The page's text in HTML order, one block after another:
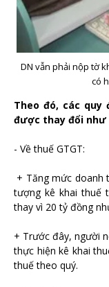
DN vẫn phải nộp tờ
có
Theo đó, các quy
được thay đổi như
- Về thuế GTGT:
+ Tăng mức doanh
tượng kê khai thuế
thay vì 20 tỷ đồng
+ Trước đây, người
thực hiện kê khai
thuế theo quý.